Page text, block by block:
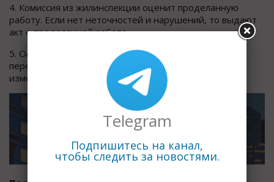
4. Комиссия из жилинспекции оценит проделанную
работу. Если нет неточностей и нарушений, то выдают
акт о проделанной работе.
5. Оформление новых документов: техпаспорта,
переоформление документов на собственность и
изменения в росреестве.
Telegram
Подпишитесь на канал,
чтобы следить за новостями.